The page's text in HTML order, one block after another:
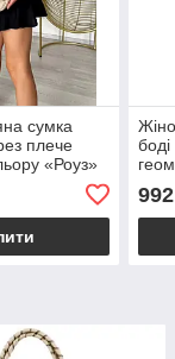
сумка
плече
«Роуз»
боді
992